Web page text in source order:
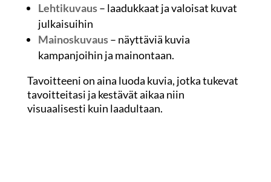
Lehtikuvaus– laadukkaat ja valoisat kuvat
julkaisuihin
Mainoskuvaus– näyttäviä kuvia
kampanjoihin ja mainontaan.
Tavoitteeni on aina luoda kuvia, jotka tukevat
tavoitteitasi ja kestävät aikaa niin
visuaalisesti kuin laadultaan.